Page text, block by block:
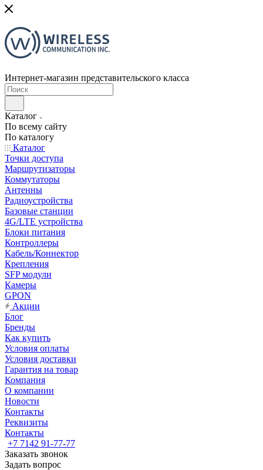
Интернет-магазин представительского класса
Каталог
По всему сайту
По каталогу
Каталог
Точки доступа
Маршрутизаторы
Коммутаторы
Антенны
Радиоустройства
Базовые станции
4G/LTE устройства
Блоки питания
Контроллеры
Кабель/Коннектор
Крепления
SFP модули
Камеры
GPON
Акции
Блог
Бренды
Как купить
Условия оплаты
Условия доставки
Гарантия на товар
Компания
О компании
Новости
Контакты
Реквизиты
Контакты
+7 7142 91-77-77
Заказать звонок
Задать вопрос